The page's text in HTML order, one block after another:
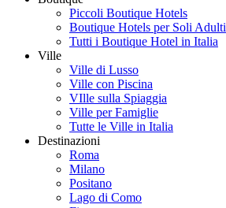
Piccoli Boutique Hotels
Boutique Hotels per Soli Adulti
Tutti i Boutique Hotel in Italia
Ville
Ville di Lusso
Ville con Piscina
VIlle sulla Spiaggia
Ville per Famiglie
Tutte le Ville in Italia
Destinazioni
Roma
Milano
Positano
Lago di Como